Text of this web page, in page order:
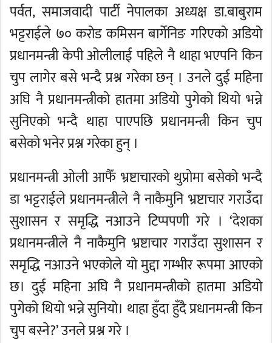
पर्वत, समाजवादी पार्टी नेपालका अध्यक्ष डा.बाबुराम
भट्टराईले ७० करोड कमिसन बार्गेनिङ गरिएको अडियो
प्रधानमन्त्री केपी ओलीलाई पहिले नै थाहा भएपनि किन
चुप लागेर बसे भन्दै प्रश्न गरेका छन् । उनले दुई महिना
अघि नै प्रधानमन्त्रीको हातमा अडियो पुगेको थियो भन्ने
सुनिएको भन्दै थाहा पाएपछि प्रधानमन्त्री किन चुप
बसेको भनेर प्रश्न गरेका हुन् ।
प्रधानमन्त्री ओली आफैँ भ्रष्टाचारको थुप्रोमा बसेको भन्दै
डा भट्टराईले प्रधानमन्त्रीले नै नाकैमुनि भ्रष्टाचार गराउँदा
सुशासन र समृद्धि नआउने टिप्पपणी गरे । ‘देशका
प्रधानमन्त्रीले नै नाकैमुनि भ्रष्टाचार गराउँदा सुशासन र
समृद्धि नआउने भएकोले यो मुद्दा गम्भीर रूपमा आएको
छ। दुई महिना अघि नै प्रधानमन्त्रीको हातमा अडियो
पुगेको थियो भन्ने सुनियो। थाहा हुँदा हुँदै प्रधानमन्त्री किन
चुप बस्ने?’ उनले प्रश्न गरे ।